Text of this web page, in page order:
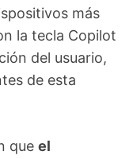
más
la tecla Copilot
del usuario,
de esta
que el